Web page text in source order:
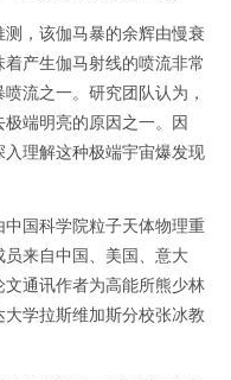
，该伽马暴的余辉由慢衰
产生伽马射线的喷流非常
流之一。研究团队认为，
端明亮的原因之一。因
理解这种极端宇宙爆发现
国科学院粒子天体物理重
来自中国、美国、意大
通讯作者为高能所熊少林
学拉斯维加斯分校张冰教